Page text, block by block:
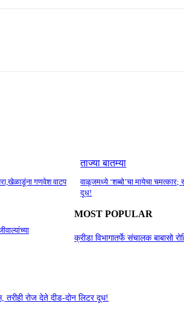
गणवेश वाटप
ताज्या बातम्या
वाळूजमध्ये ‘शब्बो’चा मायेचा चमत्कार;
दूध!
MOST POPULAR
क्रीडा विभागातर्फे संचालक बाबासो
तरीही रोज देते दीड-दोन लिटर दूध!